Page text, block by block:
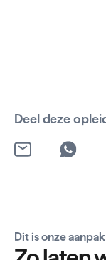
Deel deze
Dit is onze aanpak